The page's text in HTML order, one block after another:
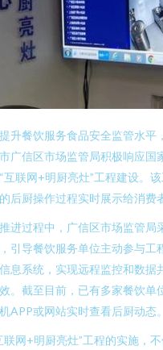
升餐饮服务食品安全监管水平
广信区市场监管局积极响应国
互联网+明厨亮灶”工程建设。
后厨操作过程实时展示给消费
进过程中，广信区市场监管局
引导餐饮服务单位主动参与工
息系统，实现远程监控和数据
。截至目前，已有多家餐饮单
APP或网站实时查看后厨动态。
联网+明厨亮灶”工程的实施，